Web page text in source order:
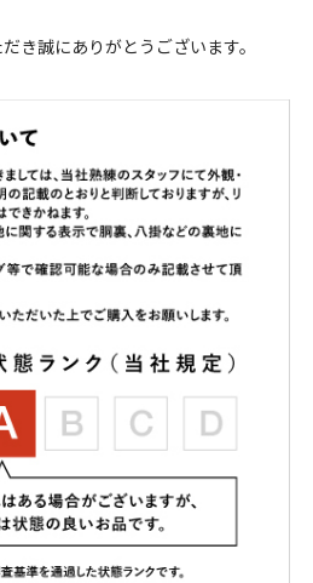
き誠にありがとうございます。